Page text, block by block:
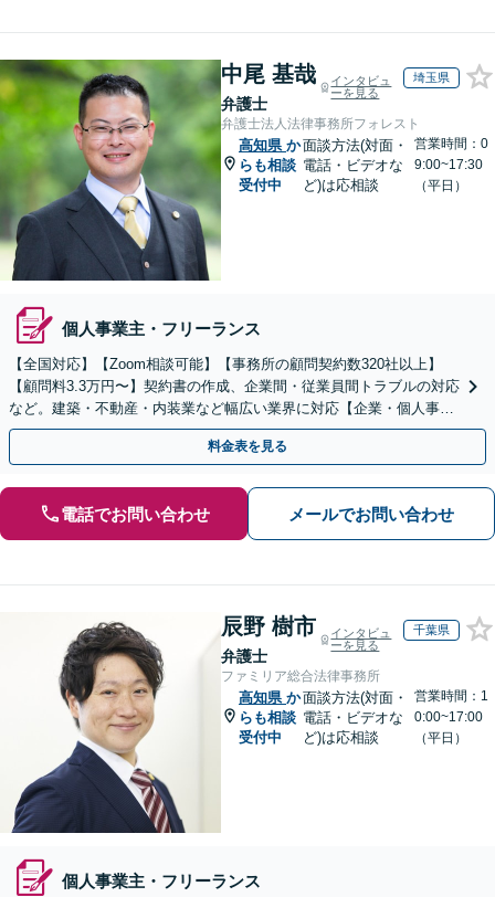
中尾 基哉
弁護士
インタビュ
ーを見る
埼玉県
弁護士法人法律事務所フォレスト
高知県 か
らも相談
受付中
面談方法(対面・
電話・ビデオな
ど)は応相談
営業時間：0
9:00~17:30
（平日）
個人事業主・フリーランス
【全国対応】【Zoom相談可能】【事務所の顧問契約数320社以上】
【顧問料3.3万円〜】契約書の作成、企業間・従業員間トラブルの対応
など。建築・不動産・内装業など幅広い業界に対応【企業・個人事業
主の方初回面談無料】
料金表を見る
電話でお問い合わせ メールでお問い合わせ
辰野 樹市
弁護士
インタビュ
ーを見る
千葉県
ファミリア総合法律事務所
高知県 か
らも相談
受付中
面談方法(対面・
電話・ビデオな
ど)は応相談
営業時間：1
0:00~17:00
（平日）
個人事業主・フリーランス